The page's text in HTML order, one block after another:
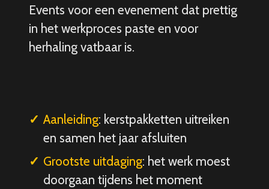
Events voor een evenement dat prettig
in het werkproces paste en voor
herhaling vatbaar is.
Aanleiding: kerstpakketten uitreiken
en samen het jaar afsluiten
Grootste uitdaging: het werk moest
doorgaan tijdens het moment